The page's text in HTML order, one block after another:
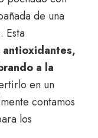
de una
Esta
antioxidantes,
a la
en un
contamos
los